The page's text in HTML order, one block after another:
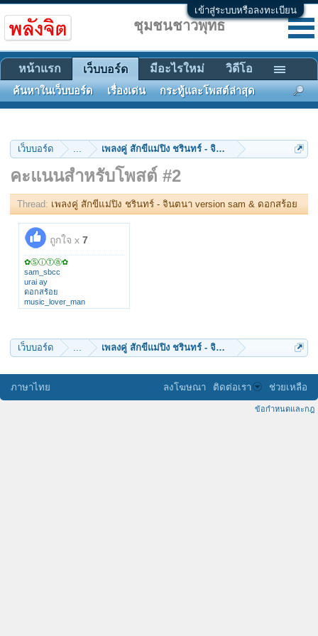
เข้าสู่ระบบหรือลงทะเบียน
เว็บบอร์ด ... เพลงคู่ สักขีแม่ปิง ชรินทร์ - จินตนา version sam & ด
คะแนนสำหรับโพสต์ #2
Thread: เพลงคู่ สักขีแม่ปิง ชรินทร์ - จินตนา version sam & ดอกสร้อย
ถูกใจ x 7
✿ⓈⓘⓉⓐ✿
sam_sbcc
urai ay
ดอกสร้อย
music_lover_man
KHONGRIT
เว็บบอร์ด ... เพลงคู่ สักขีแม่ปิง ชรินทร์ - จินตนา version sam & ด
ชุมชนชาวพุทธ
หน้าแรก เว็บบอร์ด
ค้นหาในเว็บบอร์ด เรื่องเด่น กระทู้และโพสต์ล่าสุด
มีอะไรใหม่ วิดีโอ
ภาษาไทย ลงโฆษณา ติดต่อเรา ช่วยเหลือ
ข้อกำหนดและกฎ